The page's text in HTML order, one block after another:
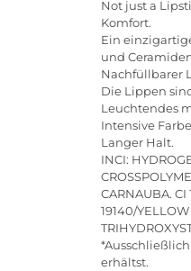
Not just a
Komfort.
Ein
und
Nachfüllbarer
Die Lippen
Leuchtendes
Intensive
Langer Halt.
INCI:
CARNAUBA. CI
19140/
erhältst.